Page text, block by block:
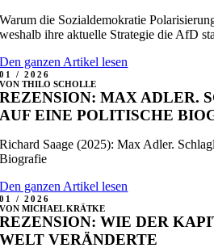
Warum die Sozialdemokratie
weshalb ihre aktuelle Strategie die AfD
Den ganzen Artikel lesen
01 / 2026
VON THILO SCHOLLE
REZENSION: MAX ADLER.
AUF EINE POLITISCHE
Richard Saage (2025): Max Adler.
Biografie
Den ganzen Artikel lesen
01 / 2026
VON MICHAEL KRÄTKE
REZENSION: WIE DER
WELT VERÄNDERTE